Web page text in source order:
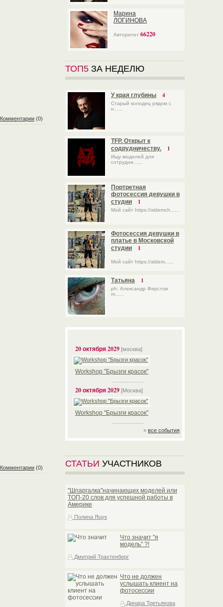
Комментарии (0)
Комментарии (0)
Марина
ЛОГИНОВА
Авторитет 66220
ТОП5 ЗА НЕДЕЛЮ
У края глубины 4
Старый колодец рядом с
н......
TFP. Открыт к
содрудничеству.
1
Ищу моделей для
сотрудни......
Портретная
фотосессия девушки в
студии
1
Мой сайт https://aldemch......
Фотосессия девушки в
платье в Московской
студии
1
Мой сайт https://aldem......
Татьяна 1
ph: Александр Фирстов
m......
20 октября 2029 [москва]
Workshop "Брызги красок"
20 октября 2029 [Москва]
Workshop "Брызги красок"
» все события
СТАТЬИ УЧАСТНИКОВ
"Шпаргалка"начинающих моделей или
TOП-20 слов для успешной работы в
Америке
Полина Яцук
Что значит "я
модель" ?!
Дмитрий Трахтенберг
Что не должен
услышать клиент на
фотосессии
Динара Третьякова